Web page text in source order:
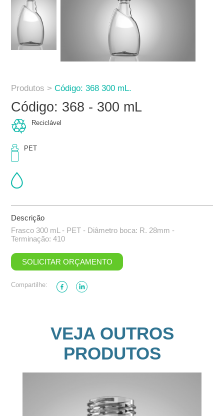
Produtos >Código: 368 300 mL.
Código: 368 - 300 mL
Reciclável
PET
Descrição
Frasco 300 mL - PET - Diâmetro boca: R. 28mm -
Terminação: 410
SOLICITAR ORÇAMENTO
Compartilhe:
VEJA OUTROS
PRODUTOS